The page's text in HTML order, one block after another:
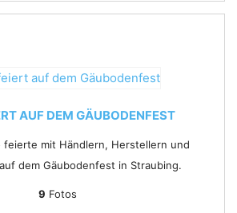
AUF DEM GÄUBODENFEST
feierte mit Händlern, Herstellern und
dem Gäubodenfest in Straubing.
9 Fotos